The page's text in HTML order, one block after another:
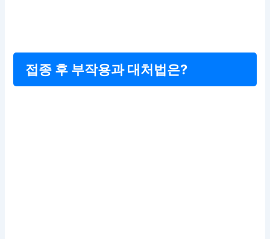
접종 후 부작용과 대처법은?